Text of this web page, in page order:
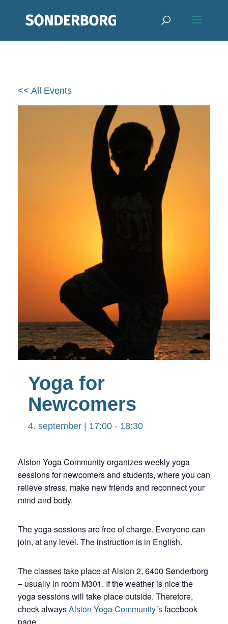
<< All Events
Yoga for
Newcomers
4. september | 17:00 - 18:30
Alsion Yoga Community organizes weekly yoga
sessions for newcomers and students, where you can
relieve stress, make new friends and reconnect your
mind and body.
The yoga sessions are free of charge. Everyone can
join, at any level. The instruction is in English.
The classes take place at Alsion 2, 6400 Sønderborg
– usually in room M301. If the weather is nice the
yoga sessions will take place outside. Therefore,
check alwaysAlsion Yoga Community´sfacebook